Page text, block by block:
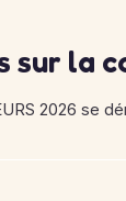
sur la
2026 se